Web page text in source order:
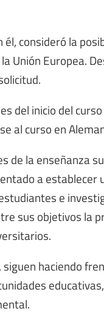
consideró la
Unión Europea.
del inicio del
al curso en
de la enseñanza
a establecer
e
sus objetivos la
haciendo